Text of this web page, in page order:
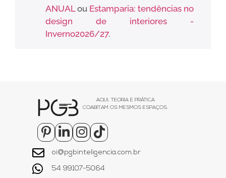
ANUALou Estamparia: tendências no
design de interiores -
Inverno2026/27.
AQUI, TEORIA E PRÁTICA
COABITAM OS MESMOS ESPAÇOS.
oi@pgbinteligencia.com.br
54 99107-5064